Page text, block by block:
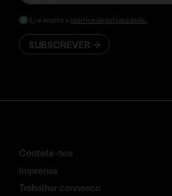
Li e aceito a política de privacidade .
SUBSCREVER
Contate-nos
Imprensa
Trabalhar connosco